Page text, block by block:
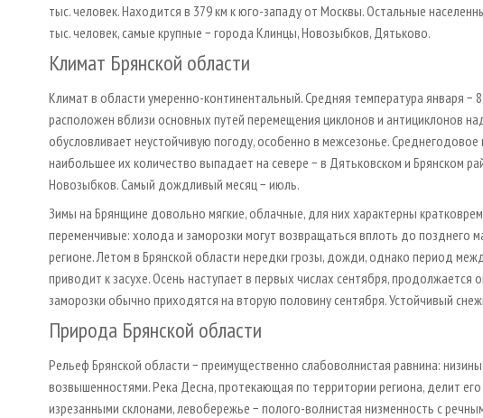
тыс. человек. Находится в 379 км к юго-западу от Москвы. Остальные
тыс. человек, самые крупные − города Клинцы, Новозыбков, Дятьково.
Климат Брянской области
Климат в области умеренно-континентальный. Средняя температура января −
расположен вблизи основных путей перемещения циклонов и антициклонов
обусловливает неустойчивую погоду, особенно в межсезонье.
наибольшее их количество выпадает на севере − в Дятьковском и Брянском
Новозыбков. Самый дождливый месяц − июль.
Зимы на Брянщине довольно мягкие, облачные, для них характерны
переменчивые: холода и заморозки могут возвращаться вплоть до позднего
регионе. Летом в Брянской области нередки грозы, дожди, однако период
приводит к засухе. Осень наступает в первых числах сентября,
заморозки обычно приходятся на вторую половину сентября. Устойчивый
Природа Брянской области
Рельеф Брянской области − преимущественно слабоволнистая равнина:
возвышенностями. Река Десна, протекающая по территории региона, делит
изрезанными склонами, левобережье − полого-волнистая низменность с